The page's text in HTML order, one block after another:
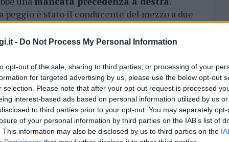
- Do Not Process My Personal Information
opt-out of the sale, sharing to third parties, or processing of your
for targeted advertising by us, please use the below opt-out
selection. Please note that after your opt-out request is processed
interest-based ads based on personal information utilized by us
to third parties prior to your opt-out. You may separately
of your personal information by third parties on the IAB’s list of
This information may also be disclosed by us to third parties on the
peggio è stato il conducente del mezzo a due
I sanitari del 118, giunti rapidamente
le prime cure al centauro per poi
Il ferito è stato ospedalizzato incodice
a causa dei traumi riportati nell’impatto,
pericolo di vita.
polizia locale di Olbia per i rilievi di rito,
responsabilità, e per la gestione del